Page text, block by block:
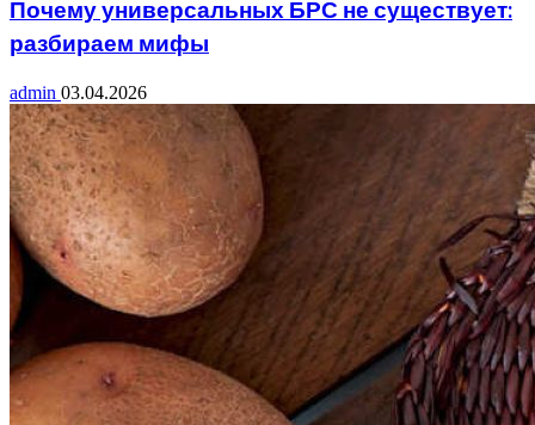
Почему универсальных БРС не существует:
разбираем мифы
admin 03.04.2026